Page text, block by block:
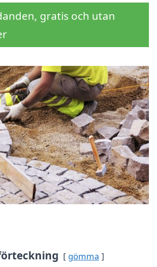
gratis och utan
gömma